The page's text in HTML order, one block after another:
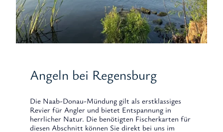
Angeln bei Regensburg
Die Naab-Donau-Mündung gilt als erstklassiges
Revier für Angler und bietet Entspannung in
herrlicher Natur. Die benötigten Fischerkarten für
diesen Abschnitt können Sie direkt bei uns im